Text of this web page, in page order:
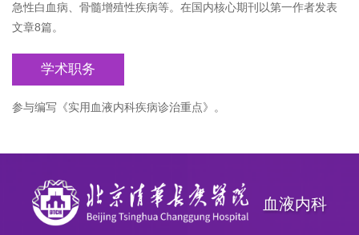
急性白血病、骨髓增殖性疾病等。在国内核心期刊以第一作者发表
文章8篇。
学术职务
参与编写《实用血液内科疾病诊治重点》。
血液内科